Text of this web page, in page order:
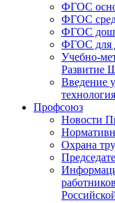
ФГОС
ФГОС
ФГОС
ФГОС для
Учебно-
Развитие
Введение
Профсоюз
Новости
Охрана